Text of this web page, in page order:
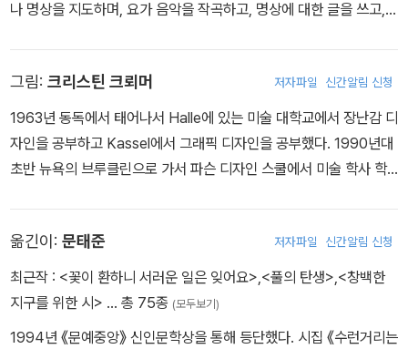
나 명상을 지도하며, 요가 음악을 작곡하고, 명상에 대한 글을 쓰고,
있다. 또한 세 자녀의 양육과 일을 병행하는 일상생활에서 요가와 위
빠사나 명상을 통합하여 실천하고 있다. 그녀는 자신과 가족들을 보
다 평안하게 만든 삶의 도전이 가능했던 것은 위빠사나 명상 덕분이
라고 생각한다. 그녀는 2007년 Parents Choice Foundation에서
arents Express에서 올해의 진취적 여성상을 수상하였다. 필라델피
아에서 30곳 이상의 학교에 보급된, 어린이 요가회의 어린이 요가 프
그림: 크리스틴 크뢰머 저자파일 신간알림 신청
1963년 동독에서 태어나서 Halle에 있는 미술 대학교에서 장난감 디
자인을 공부하고 Kassel에서 그래픽 디자인을 공부했다. 1990년대
초반 뉴욕의 브루클린으로 가서 파슨 디자인 스쿨에서 미술 학사 학
terflies는 2004년 ‘올해의 주목할만한 어린이책 상’(a Capital Ch
oices Noteworthy Book for Children 2004)을 수상하였다. 이
밖에 The Treehouse Children, God the Parent's Blessings의
옮긴이: 문태준 저자파일 신간알림 신청
최근작 : <꽃이 환하니 서러운 일은 잊어요>,<풀의 탄생>,<창백한
지구를 위한 시> … 총 75종 (모두보기)
1994년 《문예중앙》 신인문학상을 통해 등단했다. 시집 《수런거리는